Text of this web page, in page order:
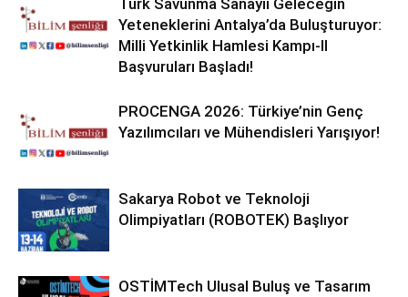
Türk Savunma Sanayii Geleceğin
Yeteneklerini Antalya’da Buluşturuyor:
Milli Yetkinlik Hamlesi Kampı-II
Başvuruları Başladı!
PROCENGA 2026: Türkiye’nin Genç
Yazılımcıları ve Mühendisleri Yarışıyor!
Sakarya Robot ve Teknoloji
Olimpiyatları (ROBOTEK) Başlıyor
OSTİMTech Ulusal Buluş ve Tasarım